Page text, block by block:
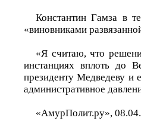
Константин Гамза в
«виновниками
«Я считаю, что
инстанциях вплоть до
президенту Медведеву и
административное
«АмурПолит.ру»,